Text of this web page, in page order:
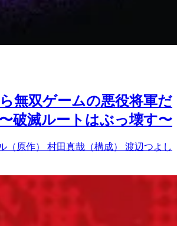
無双ゲームの悪役将軍だ
破滅ルートはぶっ壊す〜
（原作） 村田真哉（構成） 渡辺つよし